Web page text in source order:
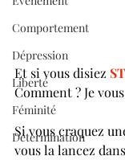
Comportement
Dépression
Liberté
Féminité
Détermination
Et si vous disiez
Comment ? Je
Si vous craquez
vous la lancez